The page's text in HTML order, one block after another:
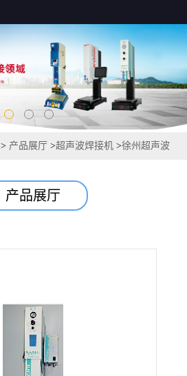
> 产品展厅 >超声波焊接机 >徐州超声波
产品展厅